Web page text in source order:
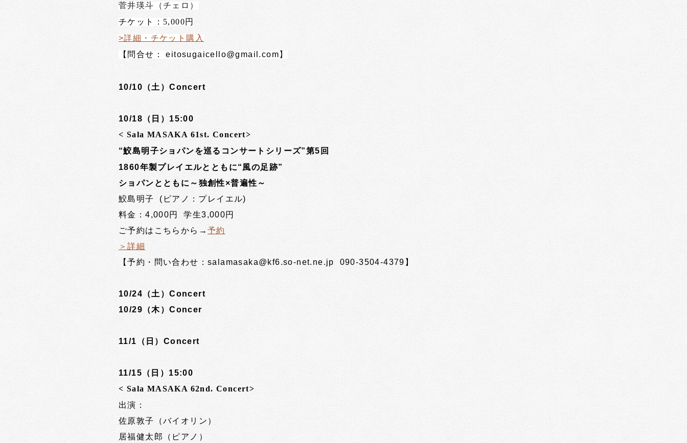
菅井瑛斗（チェロ）
チケット：5,000円
>詳細・チケット購入
【問合せ： eitosugaicello@gmail.com 】
10/10（土）Concert
10/18（日）15:00
< Sala MASAKA 61st. Concert>
“鮫島明子ショパンを巡るコンサートシリーズ”第5回
1860年製プレイエルとともに“風の足跡”
ショパンとともに～独創性×普遍性～
鮫島明子 (ピアノ：プレイエル)
料金：4,000円 学生3,000円
ご予約はこちらから→ 予約
＞詳細
【予約・問い合わせ：salamasaka@kf6.so-net.ne.jp 090-3504-4379】
10/24（土）Concert
10/29（木）Concer
11/1（日）Concert
11/15（日）15:00
< Sala MASAKA 62nd. Concert>
出演：
佐原敦子（バイオリン）
居福健太郎（ピアノ）